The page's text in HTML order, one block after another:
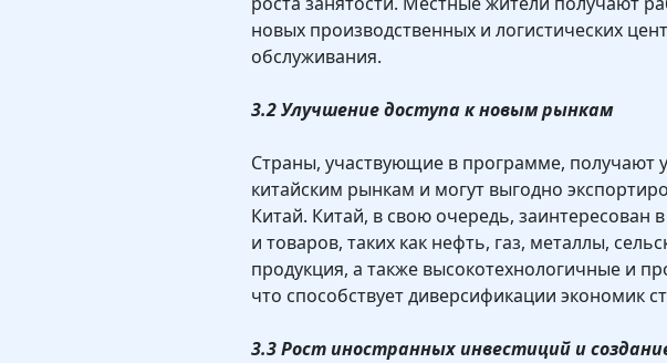
новых производственных и логистических
обслуживания.
3.2 Улучшение доступа к новым рынкам
Страны, участвующие в программе, получают
китайским рынкам и могут выгодно
Китай. Китай, в свою очередь, заинтересован
и товаров, таких как нефть, газ, металлы,
продукция, а также высокотехнологичные и
что способствует диверсификации экономик
3.3 Рост иностранных инвестиций и